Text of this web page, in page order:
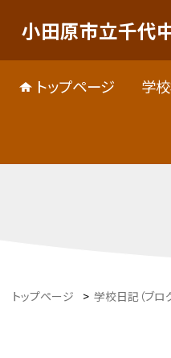
小田原市立千代
トップページ 学
トップページ > 学校日記（ブロ